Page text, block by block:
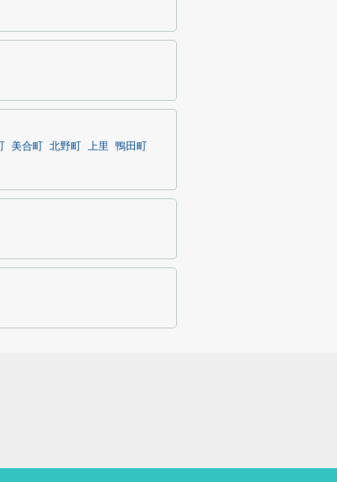
美合町 北野町 上里
鴨田町